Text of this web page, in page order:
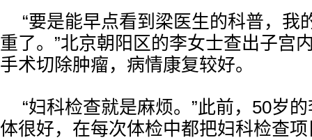
“要是能早点看到梁医生的科普，我
重了。”北京朝阳区的李女士查出子宫
手术切除肿瘤，病情康复较好。
“妇科检查就是麻烦。”此前，50岁
体很好，在每次体检中都把妇科检查